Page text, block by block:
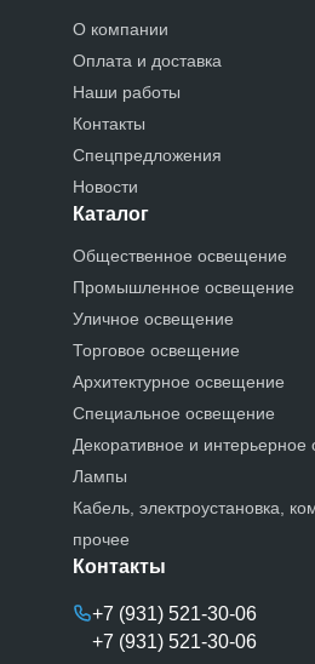
О компании
Оплата и доставка
Наши работы
Контакты
Спецпредложения
Новости
Каталог
Общественное освещение
Промышленное освещение
Уличное освещение
Торговое освещение
Архитектурное освещение
Специальное освещение
Декоративное и интерьерное
Лампы
Кабель, электроустановка,
прочее
Контакты
+7 (931) 521-30-06
+7 (931) 521-30-06